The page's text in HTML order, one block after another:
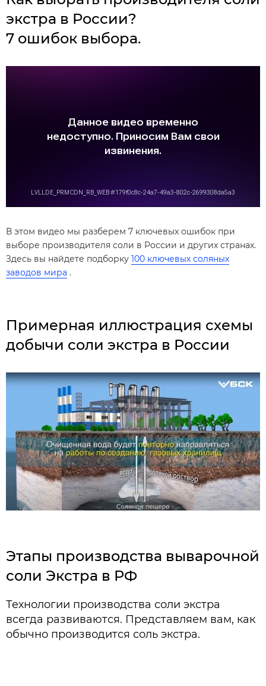
экстра в России?
7 ошибок выбора.
В этом видео мы разберем 7 ключевых ошибок при
выборе производителя соли в России и других странах.
Здесь вы найдете подборку 100 ключевых соляных
заводов мира .
Примерная иллюстрация схемы
добычи соли экстра в России
Этапы производства выварочной
соли Экстра в РФ
Технологии производства соли экстра
всегда развиваются. Представляем вам, как
обычно производится соль экстра.